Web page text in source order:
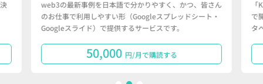
web3の最新事例を日本語で分かりやすく、かつ、皆さん
のお仕事で利用しやすい形（Googleスプレッドシート・
Googleスライド）で提供するサービスです。
50,000 円/月で購読する
で
タ